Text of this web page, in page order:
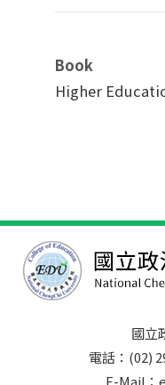
Book
Higher
國立
電話：(02)
E-Mail：